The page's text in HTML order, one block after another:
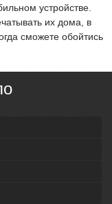
устройстве.
их дома, в
сможете обойтись